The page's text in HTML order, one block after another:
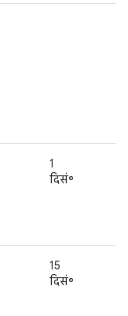
1
दिसं॰
15
दिसं॰